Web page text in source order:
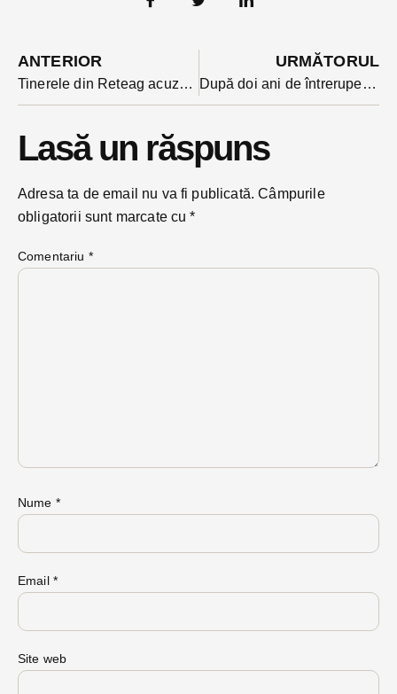
ANTERIOR
Tinerele din Reteag acuzate că au înșelat vârstnici din Italia de care se pretindeau îndrăgostite, vor fi extrădate în Italia. Judecătorii au aprobat șase mandate europene de arest
URMĂTORUL
După doi ani de întrerupere, Năsăudul reia organizarea unei manifestări veche de 150 de ani
Lasă un răspuns
Adresa ta de email nu va fi publicată. Câmpurile
obligatorii sunt marcate cu*
Comentariu *
Nume *
Email *
Site web